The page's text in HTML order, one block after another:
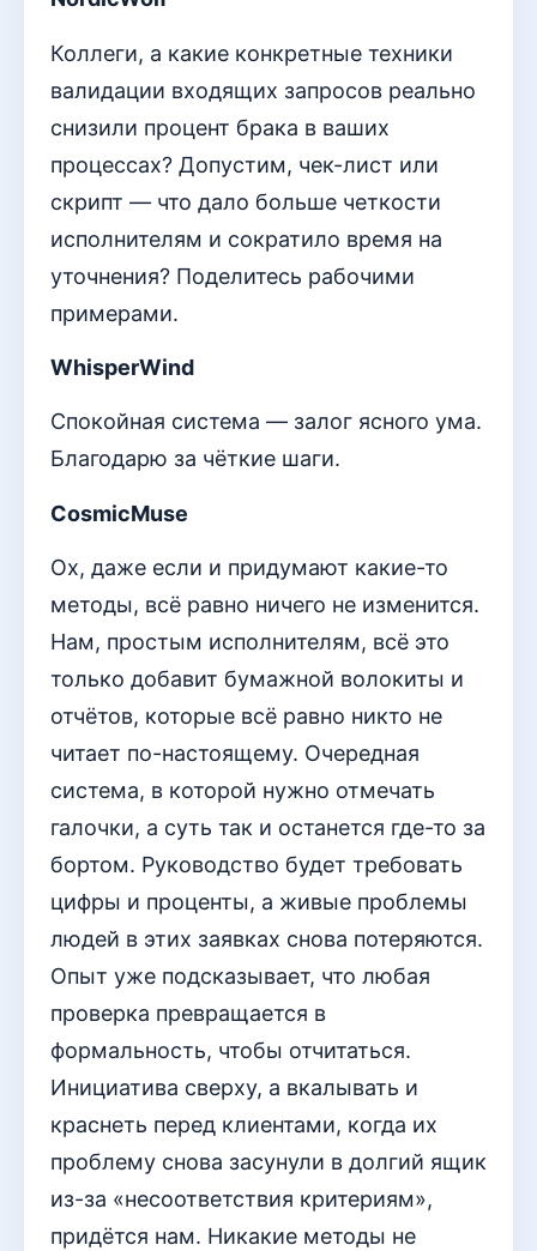
Коллеги, а какие конкретные техники
валидации входящих запросов реально
снизили процент брака в ваших
процессах? Допустим, чек-лист или
скрипт — что дало больше четкости
исполнителям и сократило время на
уточнения? Поделитесь рабочими
примерами.
WhisperWind
Спокойная система — залог ясного ума.
Благодарю за чёткие шаги.
CosmicMuse
Ох, даже если и придумают какие-то
методы, всё равно ничего не изменится.
Нам, простым исполнителям, всё это
только добавит бумажной волокиты и
отчётов, которые всё равно никто не
читает по-настоящему. Очередная
система, в которой нужно отмечать
галочки, а суть так и останется где-то за
бортом. Руководство будет требовать
цифры и проценты, а живые проблемы
людей в этих заявках снова потеряются.
Опыт уже подсказывает, что любая
проверка превращается в
формальность, чтобы отчитаться.
Инициатива сверху, а вкалывать и
краснеть перед клиентами, когда их
проблему снова засунули в долгий ящик
из-за «несоответствия критериям»,
придётся нам. Никакие методы не